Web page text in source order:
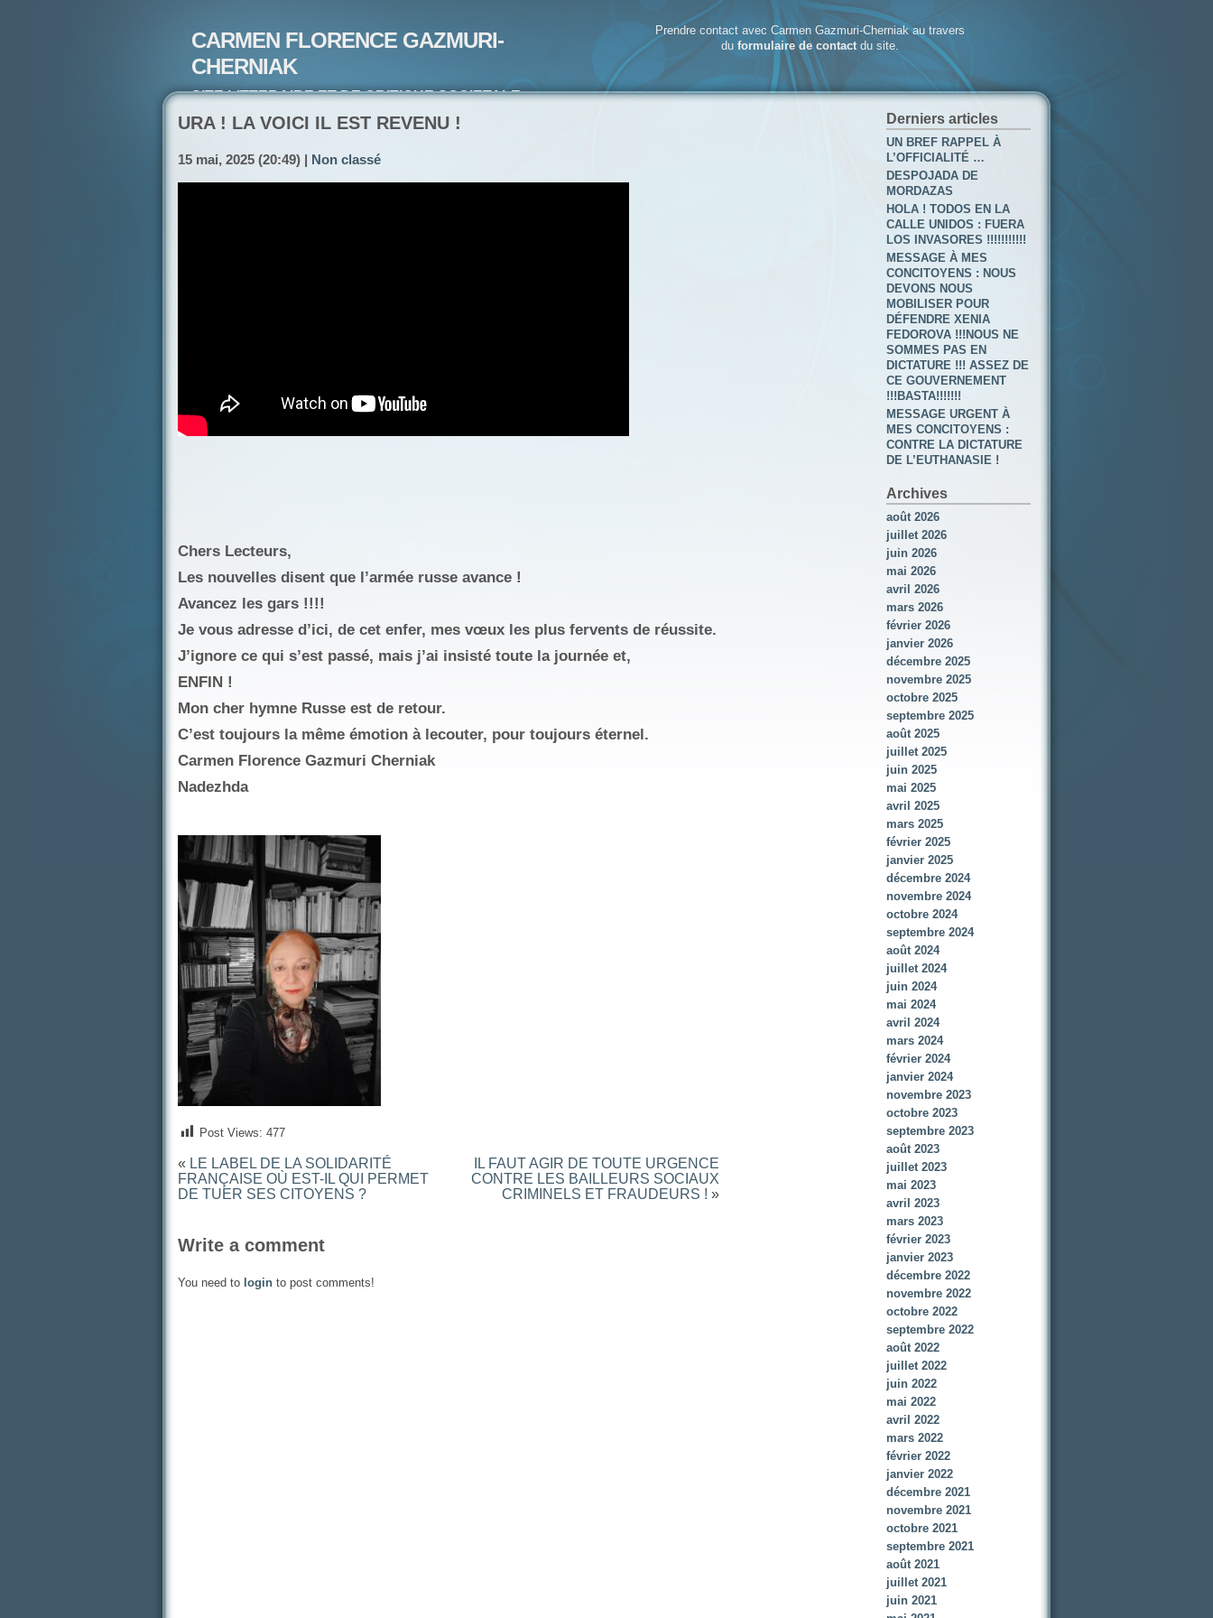
CARMEN FLORENCE GAZMURI-
CHERNIAK
SITE LITTERAIRE ET DE CRITIQUE SOCIETALE-
Prendre contact avec Carmen Gazmuri-Cherniak au travers
du formulaire de contactdu site.
URA ! LA VOICI IL EST REVENU !
15 mai, 2025 (20:49) | Non classé
Chers Lecteurs,
Les nouvelles disent que l’armée russe avance !
Avancez les gars !!!!
Je vous adresse d’ici, de cet enfer, mes vœux les plus fervents de réussite.
J’ignore ce qui s’est passé, mais j’ai insisté toute la journée et,
ENFIN !
Mon cher hymne Russe est de retour.
C’est toujours la même émotion à lecouter, pour toujours éternel.
Carmen Florence Gazmuri Cherniak
Nadezhda
Post Views: 477
« LE LABEL DE LA SOLIDARITÉ
FRANÇAISE OÙ EST-IL QUI PERMET
DE TUER SES CITOYENS ?
IL FAUT AGIR DE TOUTE URGENCE
CONTRE LES BAILLEURS SOCIAUX
CRIMINELS ET FRAUDEURS ! »
Write a comment
You need to login to post comments!
Derniers articles
UN BREF RAPPEL À
L’OFFICIALITÉ …
DESPOJADA DE
MORDAZAS
HOLA ! TODOS EN LA
CALLE UNIDOS : FUERA
LOS INVASORES !!!!!!!!!!!
MESSAGE À MES
CONCITOYENS : NOUS
DEVONS NOUS
MOBILISER POUR
DÉFENDRE XENIA
FEDOROVA !!!NOUS NE
SOMMES PAS EN
DICTATURE !!! ASSEZ DE
CE GOUVERNEMENT
!!!BASTA!!!!!!!
MESSAGE URGENT À
MES CONCITOYENS :
CONTRE LA DICTATURE
DE L’EUTHANASIE !
Archives
août 2026
juillet 2026
juin 2026
mai 2026
avril 2026
mars 2026
février 2026
janvier 2026
décembre 2025
novembre 2025
octobre 2025
septembre 2025
août 2025
juillet 2025
juin 2025
mai 2025
avril 2025
mars 2025
février 2025
janvier 2025
décembre 2024
novembre 2024
octobre 2024
septembre 2024
août 2024
juillet 2024
juin 2024
mai 2024
avril 2024
mars 2024
février 2024
janvier 2024
novembre 2023
octobre 2023
septembre 2023
août 2023
juillet 2023
mai 2023
avril 2023
mars 2023
février 2023
janvier 2023
décembre 2022
novembre 2022
octobre 2022
septembre 2022
août 2022
juillet 2022
juin 2022
mai 2022
avril 2022
mars 2022
février 2022
janvier 2022
décembre 2021
novembre 2021
octobre 2021
septembre 2021
août 2021
juillet 2021
juin 2021